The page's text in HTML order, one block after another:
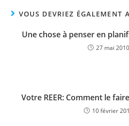
VOUS DEVRIEZ ÉGALEMENT
Une chose à penser en
27 mai 2010
Votre REER: Comment le
10 février